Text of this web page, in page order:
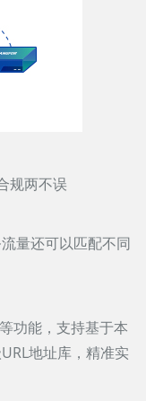
规两不误
量还可以匹配不同
功能，支持基于本
地址库，精准实